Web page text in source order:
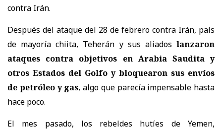
contra Irán.
Después del ataque del 28 de febrero contra Irán, país
de mayoría chiita, Teherán y sus aliados lanzaron
ataques contra objetivos en Arabia Saudita y
otros Estados del Golfo y bloquearon sus envíos
de petróleo y gas, algo que parecía impensable hasta
hace poco.
El mes pasado, los rebeldes hutíes de Yemen,